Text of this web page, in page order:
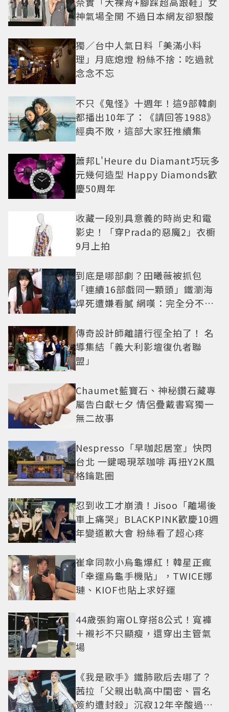
神氣場全開 不過日本網友卻狠酸
獨／台中人氣日料「美滿小料
理」月底熄燈 粉絲不捨：吃過就
念念不忘
不只《鬼怪》十週年！這9部韓劇
都播出10年了：《請回答1988》
經典不敗，這部大家狂推續集
蕭邦L'Heure du Diamant巧玩多
元幾何造型 Happy Diamonds歡
慶50周年
收藏一段別具意義的時尚史和電
影史！「穿Prada的惡魔2」衣櫥
9月上拍
到底是哪部劇？田曦薇被抓包
「連續16部戲同一顆頭」鐵瀏海
焊死遭嫌看膩 網嘆：完全分不出
傳奇設計師離譜行徑全拍了！ 名
導集結「義大利影壇復仇者聯
盟」
Chaumet藍寶石、神秘鑽石藏專
屬告白獻七夕 情侶疊戴書寫獨一
無二故事
Nespresso「早咖起居室」快閃
台北 一鍵喝現萃咖啡 再扭Y2K風
格鑰匙圈
忍到收工才崩潰！Jisoo「離場後
車上痛哭」BLACKPINK歡慶10週
年變道歉大會 粉絲看了超心疼
崔傘同款小烏龜爆紅！韓星正瘋
「幸運烏龜手機貼」，TWICE娜
璉、KIOF也貼上求好運
44歲張鈞甯OL穿搭8公式！寬褲
＋襯衫不只顯瘦，還穿出主管氣
場
《我是歌手》鐵肺歌后去哪了？
茜拉「父親出軌高中閨密、冒名
簽約遭封殺」沉寂12年辛酸過往